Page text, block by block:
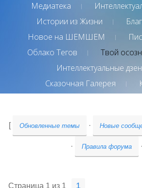
Медиатека
Истории из Жизни
Новое на ШЕМШЕМ
Облако Тегов
Твой
Интеллектуальные
Сказочная Галерея
[ Обновленные темы · Новые
· Правила форума ·
Страница 1 из 1 1